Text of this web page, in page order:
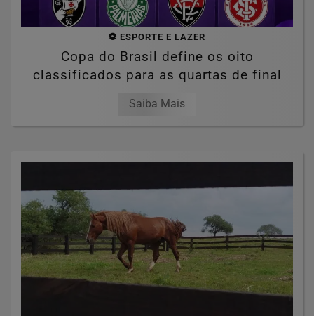
⚽ ESPORTE E LAZER
Copa do Brasil define os oito
classificados para as quartas de final
Saiba Mais